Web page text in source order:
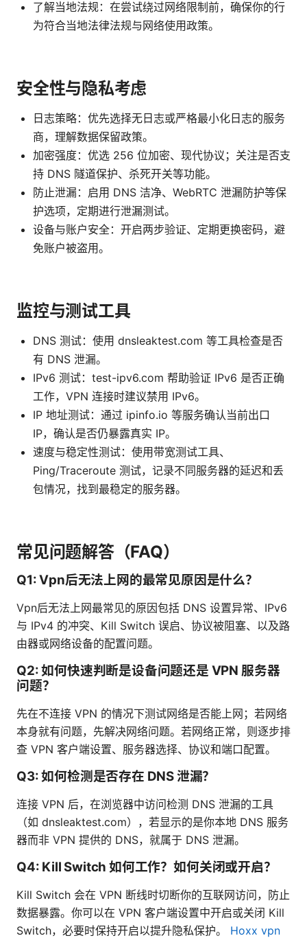
了解当地法规：在尝试绕过网络限制前，确保你的行
为符合当地法律法规与网络使用政策。
安全性与隐私考虑
日志策略：优先选择无日志或严格最小化日志的服务
商，理解数据保留政策。
加密强度：优选 256 位加密、现代协议；关注是否支
持 DNS 隧道保护、杀死开关等功能。
防止泄漏：启用 DNS 洁净、WebRTC 泄漏防护等保
护选项，定期进行泄漏测试。
设备与账户安全：开启两步验证、定期更换密码，避
免账户被盗用。
监控与测试工具
DNS 测试：使用 dnsleaktest.com 等工具检查是否
有 DNS 泄漏。
IPv6 测试：test-ipv6.com 帮助验证 IPv6 是否正确
工作，VPN 连接时建议禁用 IPv6。
IP 地址测试：通过 ipinfo.io 等服务确认当前出口
IP，确认是否仍暴露真实 IP。
速度与稳定性测试：使用带宽测试工具、
Ping/Traceroute 测试，记录不同服务器的延迟和丢
包情况，找到最稳定的服务器。
常见问题解答（FAQ）
Q1: Vpn后无法上网的最常见原因是什么？
Vpn后无法上网最常见的原因包括 DNS 设置异常、IPv6
与 IPv4 的冲突、Kill Switch 误启、协议被阻塞、以及路
由器或网络设备的配置问题。
Q2: 如何快速判断是设备问题还是 VPN 服务器
问题？
先在不连接 VPN 的情况下测试网络是否能上网；若网络
本身就有问题，先解决网络问题。若网络正常，则逐步排
查 VPN 客户端设置、服务器选择、协议和端口配置。
Q3: 如何检测是否存在 DNS 泄漏？
连接 VPN 后，在浏览器中访问检测 DNS 泄漏的工具
（如 dnsleaktest.com），若显示的是你本地 DNS 服务
器而非 VPN 提供的 DNS，就属于 DNS 泄漏。
Q4: Kill Switch 如何工作？如何关闭或开启？
Kill Switch 会在 VPN 断线时切断你的互联网访问，防止
数据暴露。你可以在 VPN 客户端设置中开启或关闭 Kill
Switch，必要时保持开启以提升隐私保护。 Hoxx vpn